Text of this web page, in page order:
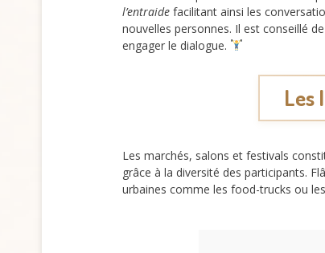
l’entraide facilitant ainsi les
nouvelles personnes. Il est conseillé
engager le dialogue.
Les
Les marchés, salons et festivals
grâce à la diversité des participants.
urbaines comme les food-trucks ou